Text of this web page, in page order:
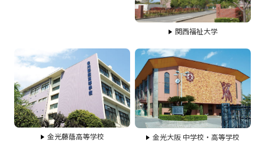
関西福祉大学
金光藤蔭高等学校 金光大阪 中学校・高等学校